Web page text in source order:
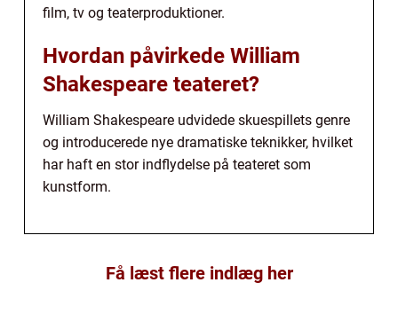
film, tv og teaterproduktioner.
Hvordan påvirkede William
Shakespeare teateret?
William Shakespeare udvidede skuespillets genre
og introducerede nye dramatiske teknikker, hvilket
har haft en stor indflydelse på teateret som
kunstform.
Få læst flere indlæg her